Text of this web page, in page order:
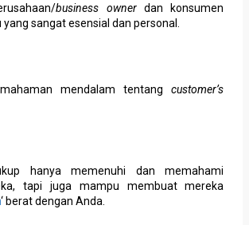
business ownerdan konsumen
sangat esensial dan personal.
mendalam tentangcustomer’s
hanya memenuhi dan memahami
tapi juga mampu membuat mereka
‘ berat dengan Anda.